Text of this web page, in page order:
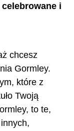
i
chcesz
Gormley.
które z
Twoją
to te,